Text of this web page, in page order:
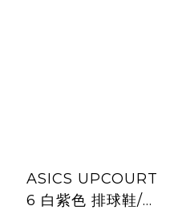
ASICS UPCOURT
6 白紫色 排球鞋/羽